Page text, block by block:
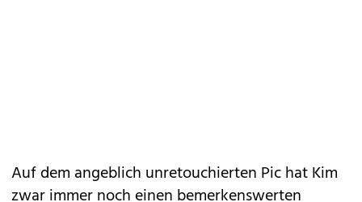
Auf dem angeblich unretouchierten Pic hat Kim
zwar immer noch einen bemerkenswerten